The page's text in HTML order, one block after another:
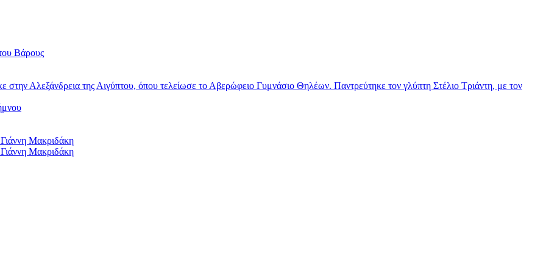
Βάρους
Αλεξάνδρεια της Αιγύπτου, όπου τελείωσε το Αβερώφειο Γυμνάσιο Θηλέων. Παντρεύτηκε τον γλύπτη Στέλιο Τριάντη, με τον
Μακριδάκη
Μακριδάκη